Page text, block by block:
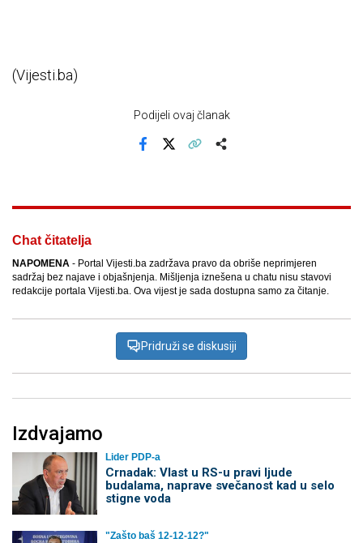
(Vijesti.ba)
Podijeli ovaj članak
Chat čitatelja
NAPOMENA - Portal Vijesti.ba zadržava pravo da obriše neprimjeren
sadržaj bez najave i objašnjenja. Mišljenja iznešena u chatu nisu stavovi
redakcije portala Vijesti.ba. Ova vijest je sada dostupna samo za čitanje.
Pridruži se diskusiji
Izdvajamo
Lider PDP-a
Crnadak: Vlast u RS-u pravi ljude
budalama, naprave svečanost kad u selo
stigne voda
"Zašto baš 12-12-12?"